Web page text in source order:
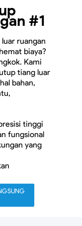
#1
ruangan
biaya?
Kami
tiang luar
bahan,
tinggi
fungsional
yang